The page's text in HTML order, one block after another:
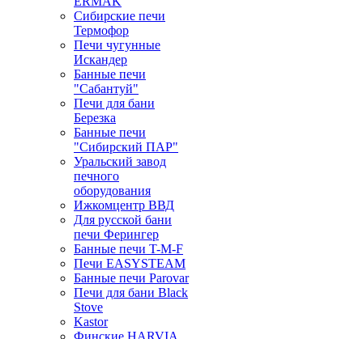
Сибирские печи
Термофор
Печи чугунные
Искандер
Банные печи
"Сабантуй"
Печи для бани
Березка
Банные печи
"Сибирский ПАР"
Уральский завод
печного
оборудования
Ижкомцентр ВВД
Для русской бани
печи Ферингер
Банные печи T-M-F
Печи EASYSTEAM
Банные печи Parovar
Печи для бани Black
Stove
Kastor
Финские HARVIA